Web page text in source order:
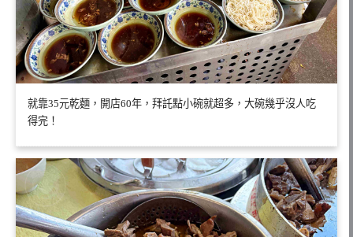
就靠35元乾麵，開店60年，拜託點小碗就超多，大碗幾乎沒人吃
得完！